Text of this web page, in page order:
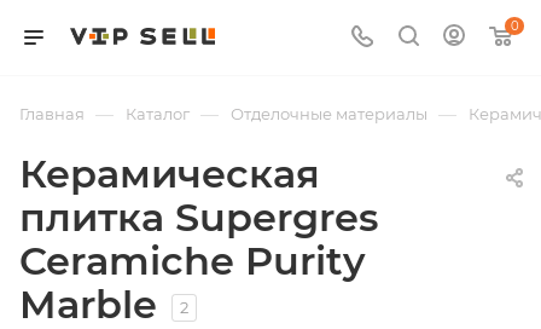
0
Главная — Каталог — Отделочные материалы —
Керамическая
плитка Supergres
Ceramiche Purity
Marble
2